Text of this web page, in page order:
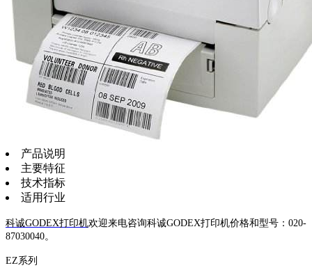
产品说明
主要特征
技术指标
适用行业
科诚GODEX打印机欢迎来电咨询科诚GODEX打印机价格和型号：020-
87030040。
EZ系列